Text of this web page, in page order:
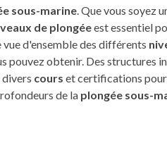
sous-marine . Que vous soyez
de plongéeest essentiel
d'ensemble des différents
pouvez obtenir. Des structures
cours et certifications
de la plongée sous-